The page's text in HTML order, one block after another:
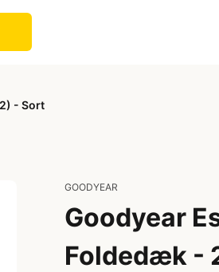
- Sort
GOODYEAR
Goodyear
Foldedæk -